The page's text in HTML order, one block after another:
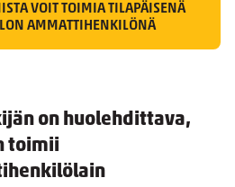
VOIT TOIMIA TILAPÄISENÄ
AMMATTIHENKILÖNÄ
on huolehdittava,
toimii